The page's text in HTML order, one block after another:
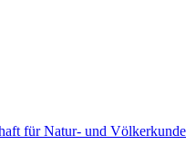
für Natur- und Völkerkunde